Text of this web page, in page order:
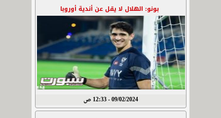
بونو: الهلال لا يقل عن أندية أوروبا
09/02/2024 - 12:33 ص